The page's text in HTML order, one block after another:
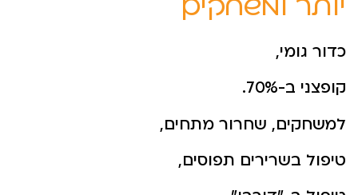
כדור גומי,
קופצני ב-70%.
למשחקים, שחרור מתחים,
טיפול בשרירים תפוסים,